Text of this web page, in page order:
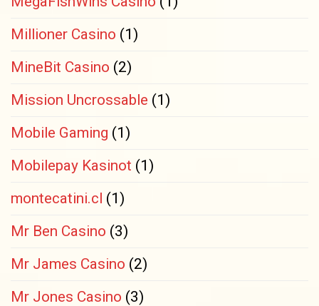
Millioner Casino (1)
MineBit Casino (2)
Mission Uncrossable (1)
Mobile Gaming (1)
Mobilepay Kasinot (1)
montecatini.cl (1)
Mr Ben Casino (3)
Mr James Casino (2)
Mr Jones Casino (3)